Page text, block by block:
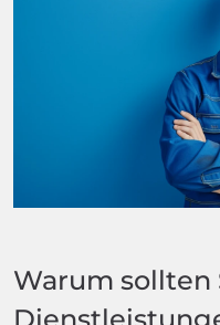
Warum sollten